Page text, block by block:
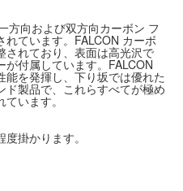
方向および双方向カーボン フ
れています。FALCON カーボ
されており、表面は高光沢で
付属しています。FALCON
を発揮し、下り坂では優れた
ド製品で、これらすべてが極め
います。
掛かります。